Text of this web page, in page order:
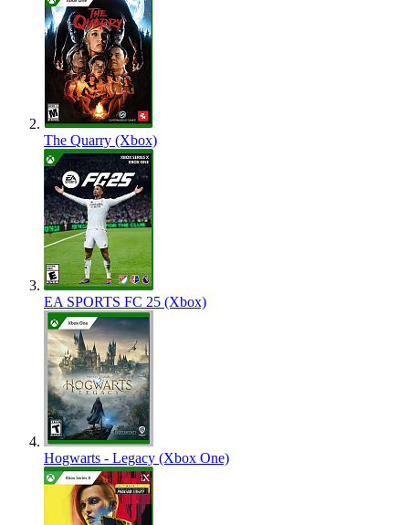
The Quarry (Xbox)
EA SPORTS FC 25 (Xbox)
Hogwarts - Legacy (Xbox One)